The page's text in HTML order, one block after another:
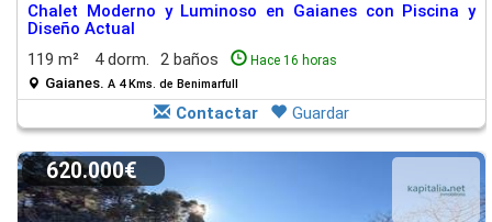
Chalet Moderno y Luminoso en Gaianes con Piscina y
Diseño Actual
119 m²
4 dorm. 2 baños Hace 16 horas
Gaianes. A 4 Kms. de Benimarfull
Contactar Guardar
620.000€